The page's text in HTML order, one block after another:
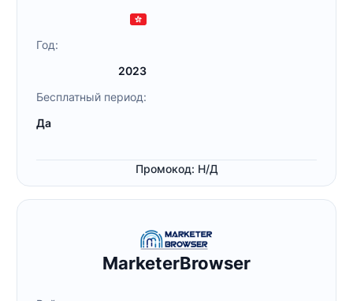
Год:
2023
Бесплатный период:
Да
Промокод: Н/Д
MarketerBrowser